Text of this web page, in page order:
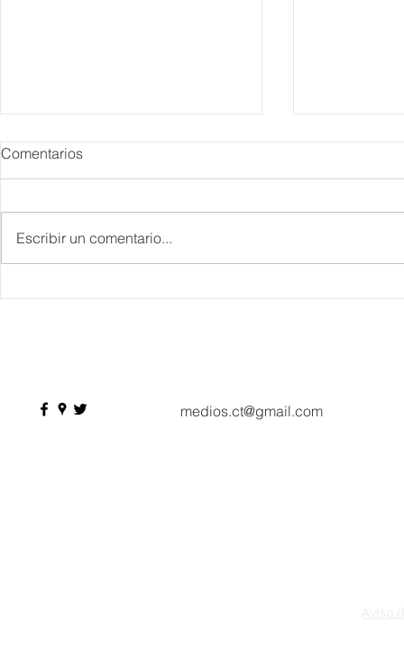
Comentarios
Escribir un comentario...
medios.ct@gmail.com